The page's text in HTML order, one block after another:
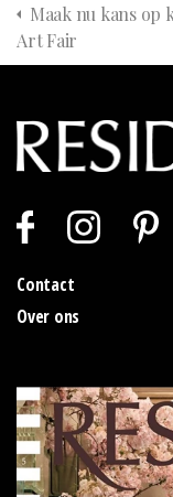
Maak nu kans op
Art Fair
Contact
Over ons